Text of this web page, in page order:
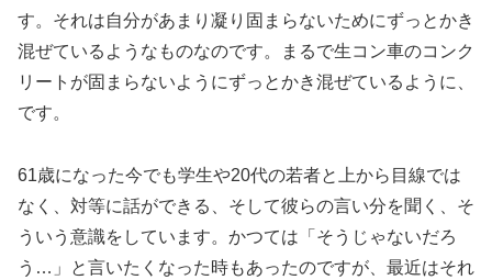
す。それは自分があまり凝り固まらないためにずっとかき
混ぜているようなものなのです。まるで生コン車のコンク
リートが固まらないようにずっとかき混ぜているように、
です。
61歳になった今でも学生や20代の若者と上から目線では
なく、対等に話ができる、そして彼らの言い分を聞く、そ
ういう意識をしています。かつては「そうじゃないだろ
う…」と言いたくなった時もあったのですが、最近はそれ